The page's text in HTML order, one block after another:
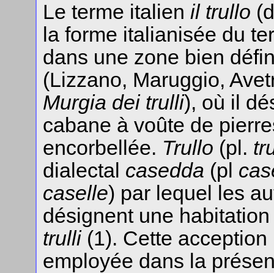
Le terme italien il trullo
la forme italianisée du
dans une zone bien
(Lizzano, Maruggio,
Murgia dei trulli), où il
cabane à voûte de
encorbellée. Trullo (pl.
dialectal casedda (pl
caselle) par lequel les
désignent une
trulli(1). Cette acception
employée dans la